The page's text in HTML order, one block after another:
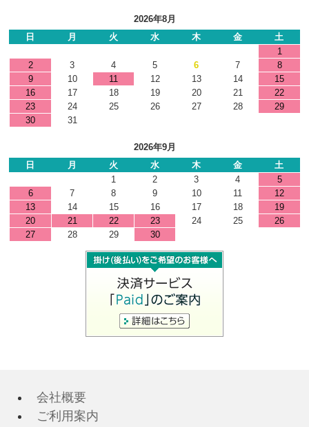
2026年8月
日
月 火 水 木 金
土
1
2
3 4 5 6 7
8
9
10 11 12 13 14
15
16
17 18 19 20 21
22
23
24 25 26 27 28
29
30
31
2026年9月
日
月 火 水 木 金
土
1
2 3 4
5
6
7 8 9 10 11
12
13
14 15 16 17 18
19
20
21 22 23 24 25
26
27
28 29 30
会社概要
ご利用案内